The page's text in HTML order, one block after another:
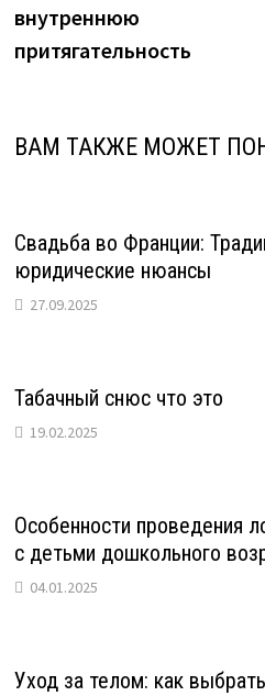
внутреннюю
притягательность
ВАМ ТАКЖЕ МОЖЕТ
Свадьба во Франции:
юридические нюансы
27.09.2025
Табачный снюс что это
19.02.2025
Особенности проведения
с детьми дошкольного
04.01.2025
Уход за телом: как